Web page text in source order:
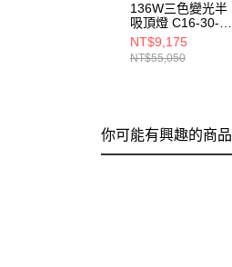
136W三色變光半
吸頂燈 C16-30-
20861
NT$9,175
NT$55,050
你可能有興趣的商品